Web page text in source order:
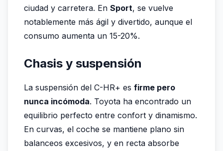
ciudad y carretera. En Sport, se vuelve
notablemente más ágil y divertido, aunque el
consumo aumenta un 15-20%.
Chasis y suspensión
La suspensión del C-HR+ es firme pero
nunca incómoda. Toyota ha encontrado un
equilibrio perfecto entre confort y dinamismo.
En curvas, el coche se mantiene plano sin
balanceos excesivos, y en recta absorbe